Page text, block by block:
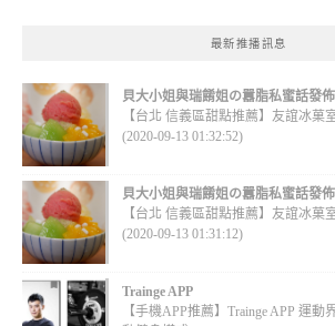
最新推播訊息
貝大小姐與瑞餚姐の囂脂私蜜話發
【台北 信義區甜點推薦】友誼冰菓
(2020-09-13 01:32:52)
貝大小姐與瑞餚姐の囂脂私蜜話發
【台北 信義區甜點推薦】友誼冰菓
(2020-09-13 01:31:12)
Trainge APP
【手機APP推薦】Trainge APP 運動